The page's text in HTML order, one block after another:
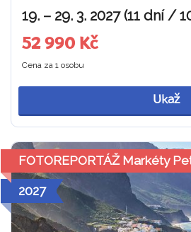
19. – 29. 3. 2027 (11 dní /
52 990 Kč
Cena za 1 osobu
Ukaž
FOTOREPORTÁŽ Markéty
2027